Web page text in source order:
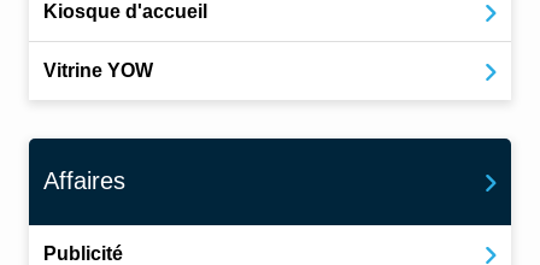
Kiosque d'accueil
Vitrine YOW
Affaires
Publicité